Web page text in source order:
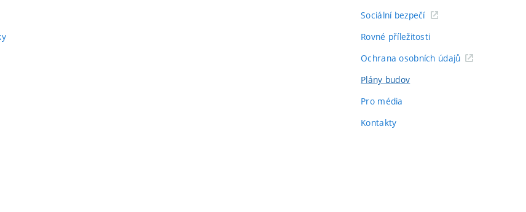
Sociální bezpečí
Rovné příležitosti
Ochrana osobních údajů
Plány budov
Pro média
Kontakty